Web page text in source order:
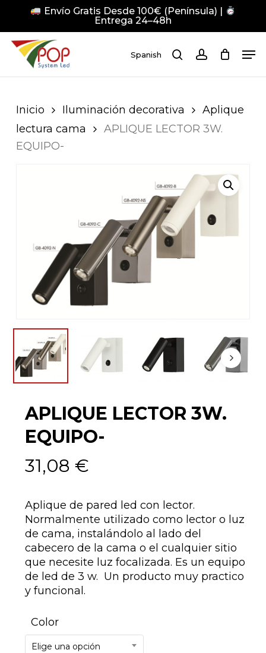
main
content
Envío Gratis Desde 100€ (Península) |
Entrega 24–48h
Spanish searchaccount
Inicio Iluminación decorativa
Aplique
lectura cama
APLIQUE LECTOR 3W.
EQUIPO-
APLIQUE LECTOR 3W.
EQUIPO-
31,08 €
Aplique de pared led con lector.
Normalmente utilizado como lector o luz
de cama, instalándolo al lado del
cabecero de la cama o el cualquier sitio
que necesite luz focalizada. Es un equipo
de led de 3 w. Un producto muy practico
y funcional.
Color
Elige una opción
Close
Menu